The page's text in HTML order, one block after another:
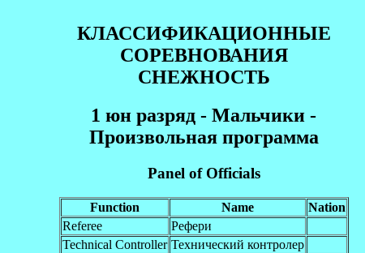
КЛАССИФИКАЦИОННЫЕ
СОРЕВНОВАНИЯ
СНЕЖНОСТЬ
1 юн paзряд - Maльчики -
Произвольная программа
Panel of Officials
Function Name
Nation
Referee
Рефери
Technical Controller Технический контролер